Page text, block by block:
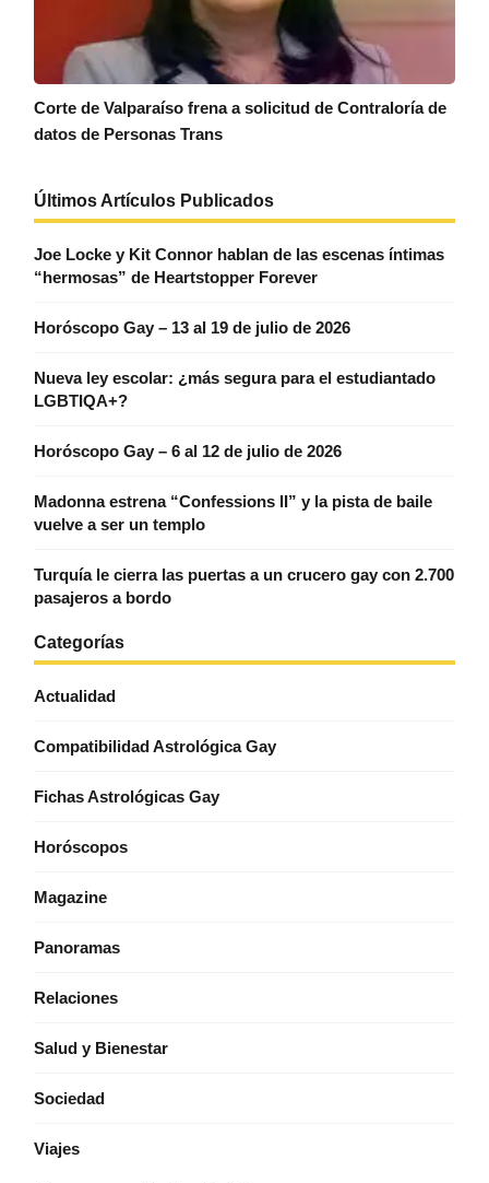
Corte de Valparaíso frena a solicitud de Contraloría de
datos de Personas Trans
Últimos Artículos Publicados
Joe Locke y Kit Connor hablan de las escenas íntimas
“hermosas” de Heartstopper Forever
Horóscopo Gay – 13 al 19 de julio de 2026
Nueva ley escolar: ¿más segura para el estudiantado
LGBTIQA+?
Horóscopo Gay – 6 al 12 de julio de 2026
Madonna estrena “Confessions II” y la pista de baile
vuelve a ser un templo
Turquía le cierra las puertas a un crucero gay con 2.700
pasajeros a bordo
Categorías
Actualidad
Compatibilidad Astrológica Gay
Fichas Astrológicas Gay
Horóscopos
Magazine
Panoramas
Relaciones
Salud y Bienestar
Sociedad
Viajes